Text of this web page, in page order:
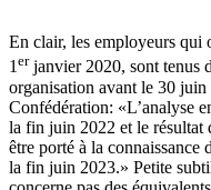
En clair, les employeurs qui
1erjanvier 2020, sont tenus
organisation avant le 30
Confédération: «L’analyse
la fin juin 2022 et le résultat
être porté à la connaissance
la fin juin 2023.» Petite